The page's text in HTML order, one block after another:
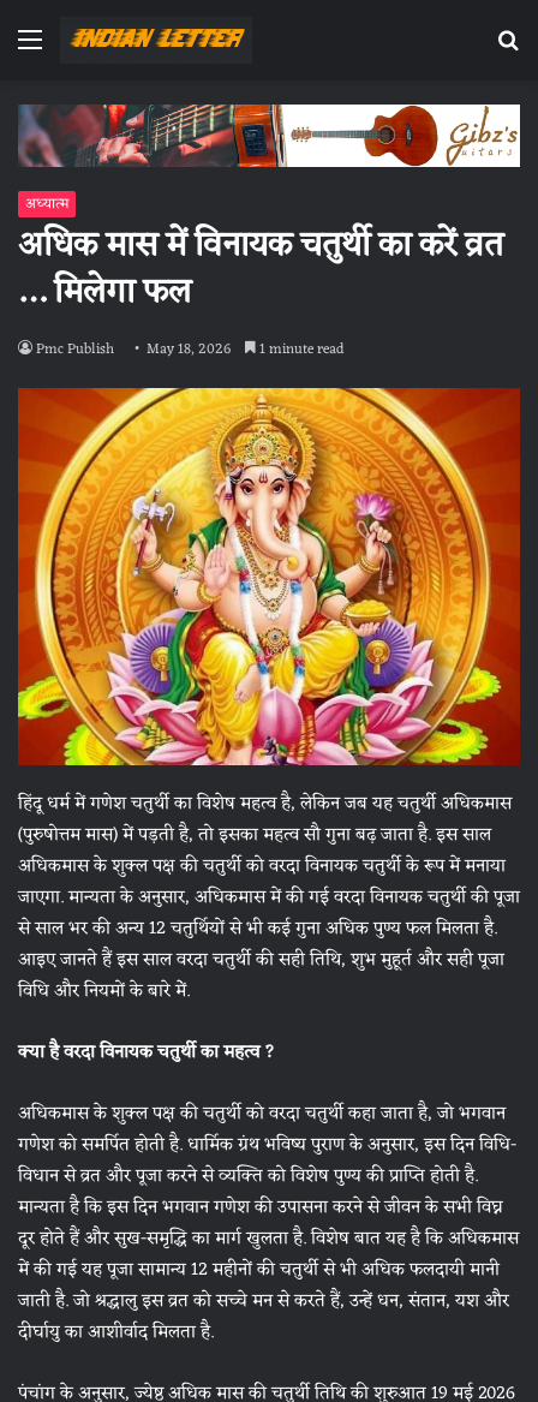
Menu
अध्यात्म
अधिक मास में विनायक चतुर्थी का करें व्रत
… मिलेगा फल
Pmc Publish May 18, 2026 1 minute read
हिंदू धर्म में गणेश चतुर्थी का विशेष महत्व है, लेकिन जब यह चतुर्थी अधिकमास
(पुरुषोत्तम मास) में पड़ती है, तो इसका महत्व सौ गुना बढ़ जाता है. इस साल
अधिकमास के शुक्ल पक्ष की चतुर्थी को वरदा विनायक चतुर्थी के रूप में मनाया
जाएगा. मान्यता के अनुसार, अधिकमास में की गई वरदा विनायक चतुर्थी की पूजा
से साल भर की अन्य 12 चतुर्थियों से भी कई गुना अधिक पुण्य फल मिलता है.
आइए जानते हैं इस साल वरदा चतुर्थी की सही तिथि, शुभ मुहूर्त और सही पूजा
विधि और नियमों के बारे मेंं.
क्या है वरदा विनायक चतुर्थी का महत्व ?
अधिकमास के शुक्ल पक्ष की चतुर्थी को वरदा चतुर्थी कहा जाता है, जो भगवान
गणेश को समर्पित होती है. धार्मिक ग्रंथ भविष्य पुराण के अनुसार, इस दिन विधि-
विधान से व्रत और पूजा करने से व्यक्ति को विशेष पुण्य की प्राप्ति होती है.
मान्यता है कि इस दिन भगवान गणेश की उपासना करने से जीवन के सभी विघ्न
दूर होते हैं और सुख-समृद्धि का मार्ग खुलता है. विशेष बात यह है कि अधिकमास
में की गई यह पूजा सामान्य 12 महीनों की चतुर्थी से भी अधिक फलदायी मानी
जाती है. जो श्रद्धालु इस व्रत को सच्चे मन से करते हैं, उन्हें धन, संतान, यश और
दीर्घायु का आशीर्वाद मिलता है.
पंचांग के अनुसार, ज्येष्ठ अधिक मास की चतुर्थी तिथि की शुरुआत 19 मई 2026